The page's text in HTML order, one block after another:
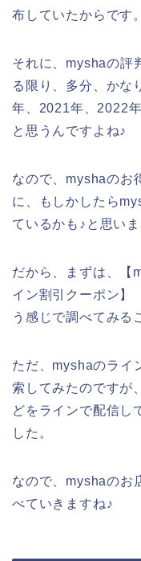
布していたからです。
それに、myshaの評
る限り、多分、かな
年、2021年、2022
と思うんですよね♪
なので、myshaのお
に、もしかしたら
ているかも♪と思いま
だから、まずは、【
イン割引クーポン】
う感じで調べてみる
ただ、myshaのライ
索してみたのですが
どをラインで配信し
した。
なので、myshaのお
べていきますね♪